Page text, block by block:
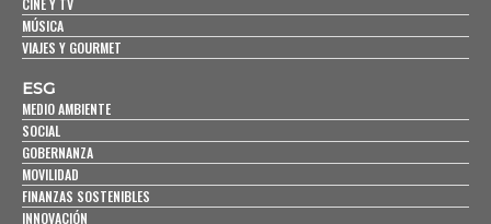
CINE Y TV
MÚSICA
VIAJES Y GOURMET
ESG
MEDIO AMBIENTE
SOCIAL
GOBERNANZA
MOVILIDAD
FINANZAS SOSTENIBLES
INNOVACIÓN